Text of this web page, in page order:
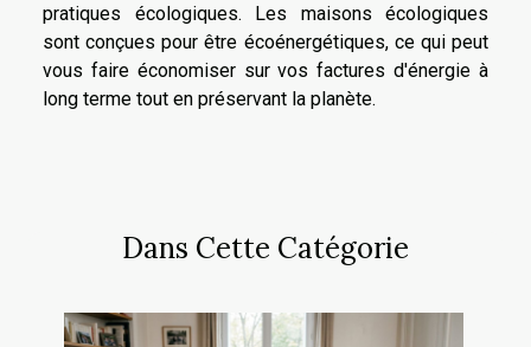
pratiques écologiques. Les maisons écologiques
sont conçues pour être écoénergétiques, ce qui peut
vous faire économiser sur vos factures d'énergie à
long terme tout en préservant la planète.
Dans Cette Catégorie